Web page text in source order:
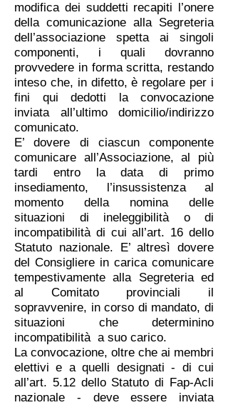
modifica dei suddetti recapiti l’onere
della comunicazione alla Segreteria
dell’associazione spetta ai singoli
componenti, i quali dovranno
provvedere in forma scritta, restando
inteso che, in difetto, è regolare per i
fini qui dedotti la convocazione
inviata all’ultimo domicilio/indirizzo
comunicato.
E’ dovere di ciascun componente
comunicare all’Associazione, al più
tardi entro la data di primo
insediamento, l’insussistenza al
momento della nomina delle
situazioni di ineleggibilità o di
incompatibilità di cui all’art. 16 dello
Statuto nazionale. E’ altresì dovere
del Consigliere in carica comunicare
tempestivamente alla Segreteria ed
al Comitato provinciali il
sopravvenire, in corso di mandato, di
situazioni che determinino
incompatibilità a suo carico.
La convocazione, oltre che ai membri
elettivi e a quelli designati - di cui
all’art. 5.12 dello Statuto di Fap-Acli
nazionale - deve essere inviata